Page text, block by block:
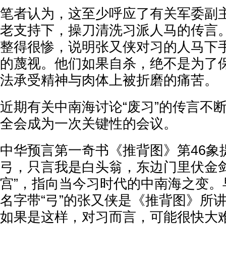
笔者认为，这至少呼应了有关军委副
老支持下，操刀清洗习派人马的传言
整得很惨，说明张又侠对习的人马下
的蔑视。他们如果自杀，绝不是为了
法承受精神与肉体上被折磨的痛苦。
近期有关中南海讨论“废习”的传言不
全会成为一次关键性的会议。
中华预言第一奇书《推背图》第46象
弓，只言我是白头翁，东边门里伏金
宫”，指向当今习时代的中南海之变
名字带“弓”的张又侠是《推背图》所
如果是这样，对习而言，可能很快大